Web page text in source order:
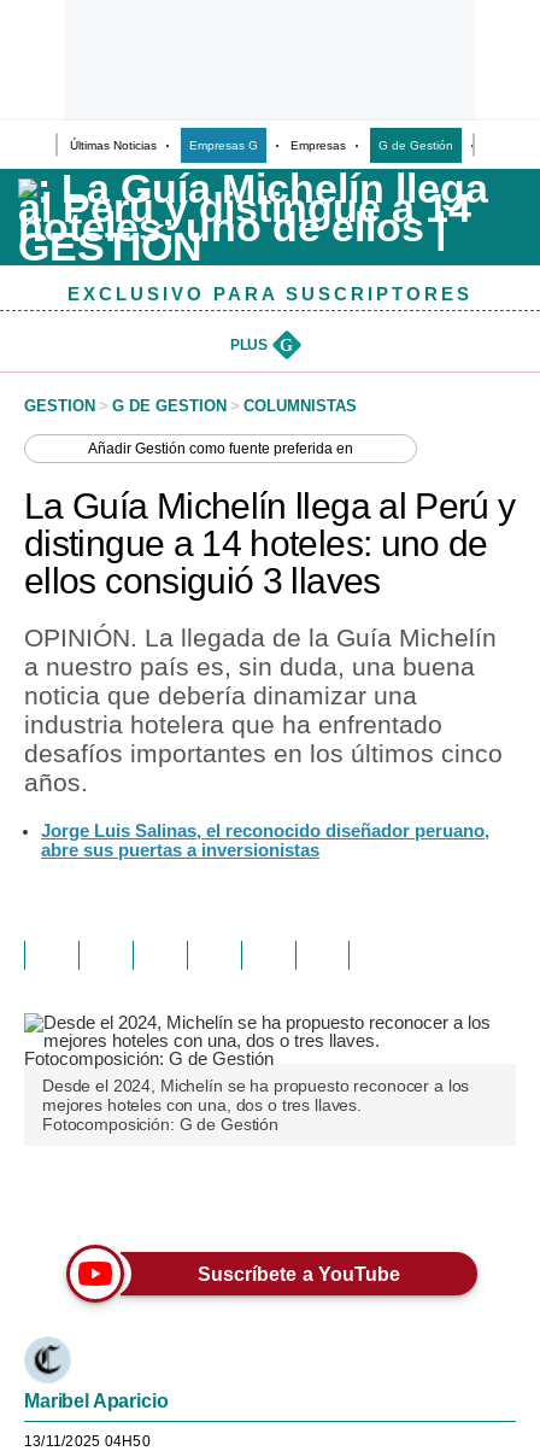
Últimas Noticias Empresas G Empresas G de Gestión
Últimas Noticias
Casos de Estudio
Columnistas
InfografíasEXCLUSIVO PARA SUSCRIPTORES
PLUS G
GESTION > G DE GESTION > COLUMNISTAS
AñadirGestión como fuente preferida en
La Guía Michelín llega al Perú y
distingue a 14 hoteles: uno de
ellos consiguió 3 llaves
OPINIÓN. La llegada de la Guía Michelín
a nuestro país es, sin duda, una buena
noticia que debería dinamizar una
industria hotelera que ha enfrentado
desafíos importantes en los últimos cinco
años.
Jorge Luis Salinas, el reconocido diseñador peruano,
abre sus puertas a inversionistas
Desde el 2024, Michelín se ha propuesto reconocer a los
mejores hoteles con una, dos o tres llaves.
Fotocomposición: G de Gestión
Suscríbete a YouTube
Maribel Aparicio
13/11/2025 04H50